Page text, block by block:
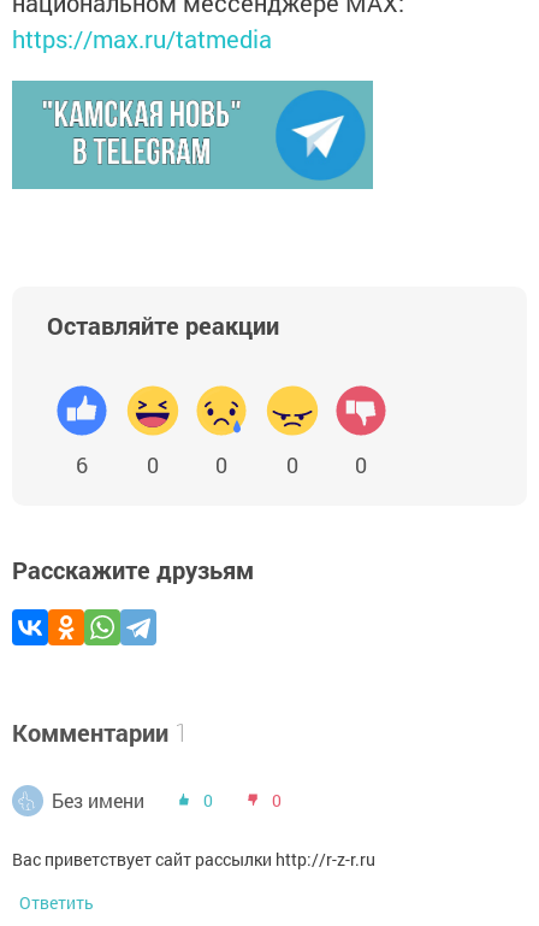
https://max.ru/tatmedia
Оставляйте реакции
6 0 0 0 0
Расскажите друзьям
Комментарии 1
Без имени 0 0
Вас приветствует сайт рассылки http://r-z-r.ru
Ответить